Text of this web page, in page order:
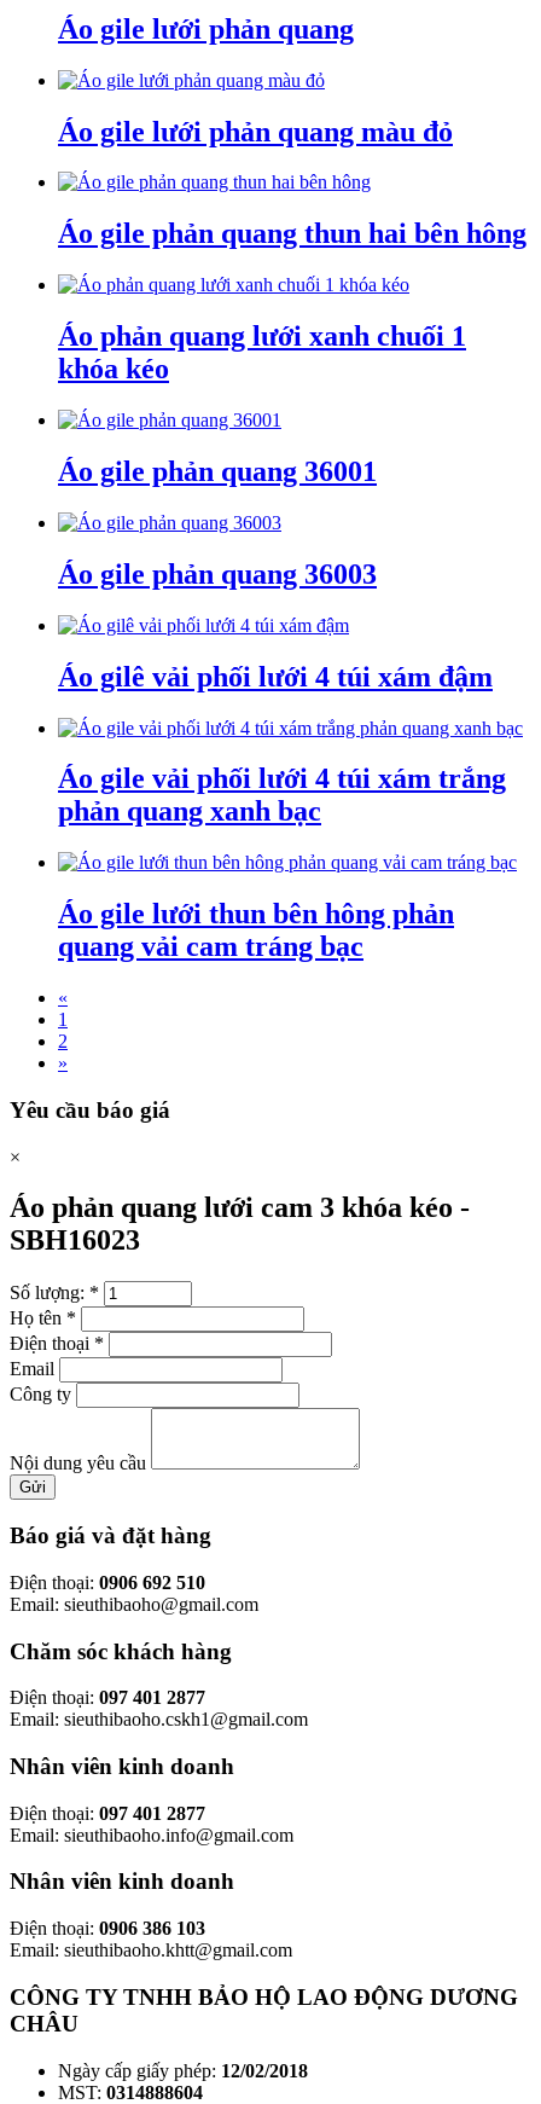
Áo gile lưới phản quang
Áo gile lưới phản quang màu đỏ
Áo gile phản quang thun hai bên hông
Áo phản quang lưới xanh chuối 1
khóa kéo
Áo gile phản quang 36001
Áo gile phản quang 36003
Áo gilê vải phối lưới 4 túi xám đậm
Áo gile vải phối lưới 4 túi xám trắng
phản quang xanh bạc
Áo gile lưới thun bên hông phản
quang vải cam tráng bạc
«
1
2
»
Yêu cầu báo giá
×
Áo phản quang lưới cam 3 khóa kéo -
SBH16023
Số lượng: *
Họ tên *
Điện thoại *
Email
Công ty
Nội dung yêu cầu
Gửi
Báo giá và đặt hàng
Điện thoại: 0906 692 510
Email: sieuthibaoho@gmail.com
Chăm sóc khách hàng
Điện thoại: 097 401 2877
Email: sieuthibaoho.cskh1@gmail.com
Nhân viên kinh doanh
Điện thoại: 097 401 2877
Email: sieuthibaoho.info@gmail.com
Nhân viên kinh doanh
Điện thoại: 0906 386 103
Email: sieuthibaoho.khtt@gmail.com
CÔNG TY TNHH BẢO HỘ LAO ĐỘNG DƯƠNG
CHÂU
Ngày cấp giấy phép: 12/02/2018
MST: 0314888604